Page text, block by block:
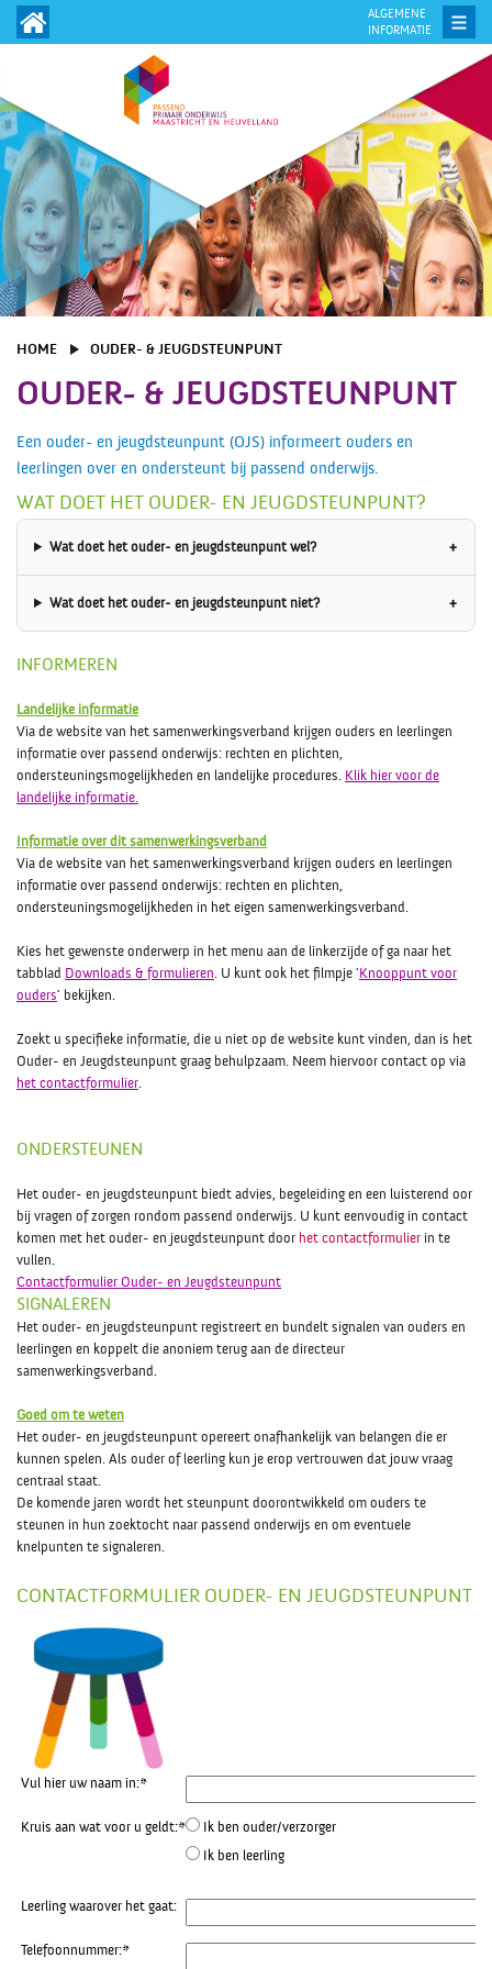
ALGEMENE
INFORMATIE
HOME OUDER- & JEUGDSTEUNPUNT
OUDER- & JEUGDSTEUNPUNT
Een ouder- en jeugdsteunpunt (OJS) informeert ouders en
leerlingen over en ondersteunt bij passend onderwijs.
WAT DOET HET OUDER- EN JEUGDSTEUNPUNT?
Wat doet het ouder- en jeugdsteunpunt wel?
Wat doet het ouder- en jeugdsteunpunt niet?
INFORMEREN
Landelijke informatie
Via de website van het samenwerkingsverband krijgen ouders en leerlingen
informatie over passend onderwijs: rechten en plichten,
ondersteuningsmogelijkheden en landelijke procedures. Klik hier voor de
landelijke informatie.
Informatie over dit samenwerkingsverband
Via de website van het samenwerkingsverband krijgen ouders en leerlingen
informatie over passend onderwijs: rechten en plichten,
ondersteuningsmogelijkheden in het eigen samenwerkingsverband.
Kies het gewenste onderwerp in het menu aan de linkerzijde of ga naar het
tabblad Downloads & formulieren. U kunt ook het filmpje ' Knooppunt voor
ouders' bekijken.
Zoekt u specifieke informatie, die u niet op de website kunt vinden, dan is het
Ouder- en Jeugdsteunpunt graag behulpzaam. Neem hiervoor contact op via
het contactformulier.
ONDERSTEUNEN
Het ouder- en jeugdsteunpunt biedt advies, begeleiding en een luisterend oor
bij vragen of zorgen rondom passend onderwijs. U kunt eenvoudig in contact
komen met het ouder- en jeugdsteunpunt door het contactformulier in te
vullen.
Contactformulier Ouder- en Jeugdsteunpunt
SIGNALEREN
Het ouder- en jeugdsteunpunt registreert en bundelt signalen van ouders en
leerlingen en koppelt die anoniem terug aan de directeur
samenwerkingsverband.
Goed om te weten
Het ouder- en jeugdsteunpunt opereert onafhankelijk van belangen die er
kunnen spelen. Als ouder of leerling kun je erop vertrouwen dat jouw vraag
centraal staat.
De komende jaren wordt het steunpunt doorontwikkeld om ouders te
steunen in hun zoektocht naar passend onderwijs en om eventuele
knelpunten te signaleren.
CONTACTFORMULIER OUDER- EN JEUGDSTEUNPUNT
Vul hier uw naam in:*
Kruis aan wat voor u geldt:*
Ik ben ouder/verzorger
Ik ben leerling
Leerling waarover het gaat:
Telefoonnummer:*